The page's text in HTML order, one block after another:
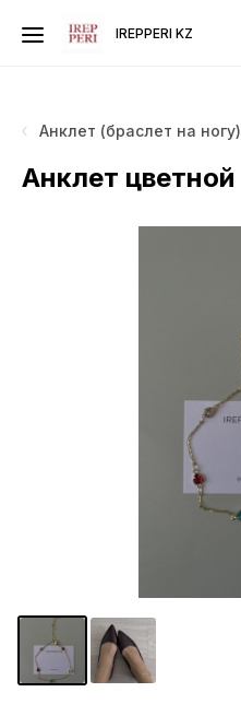
IREPPERI KZ
Анклет (браслет на ногу)
Анклет цветной